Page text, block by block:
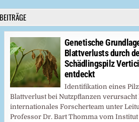
Genetische
Blattverlusts durch
Schädlingspilz
entdeckt
Identifikation eines
Blattverlust bei Nutzpflanzen verursacht
internationales Forscherteam unter
Professor Dr. Bart Thomma vom